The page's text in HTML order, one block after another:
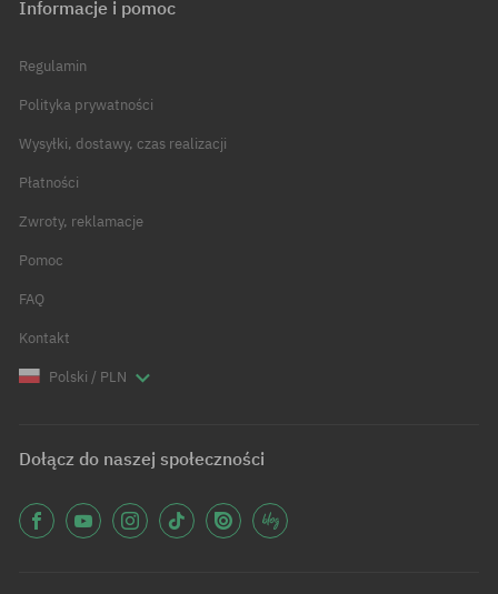
Informacje i pomoc
Regulamin
Polityka prywatności
Wysyłki, dostawy, czas realizacji
Płatności
Zwroty, reklamacje
Pomoc
FAQ
Kontakt
Polski / PLN
Dołącz do naszej społeczności